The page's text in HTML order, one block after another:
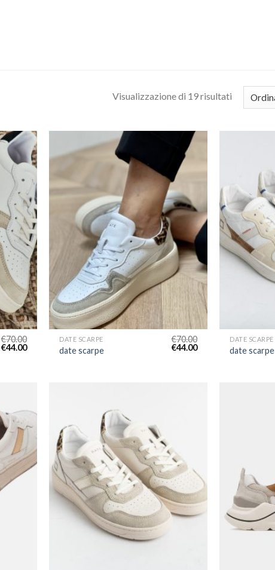
Visualizzazione di 19 risultati
€70.00
€44.00
DATE SCARPE
date scarpe
€70.00
€44.00
DATE SCARPE
date scarpe